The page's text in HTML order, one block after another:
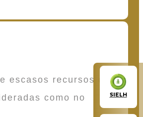
SIELH
escasos recursos que
como no